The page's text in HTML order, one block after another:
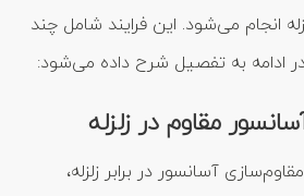
انجام می‌شود. این فرایند شامل چند
ادامه به تفصیل شرح داده می‌شود:
مقاوم در زلزله
آسانسور در برابر زلزله،